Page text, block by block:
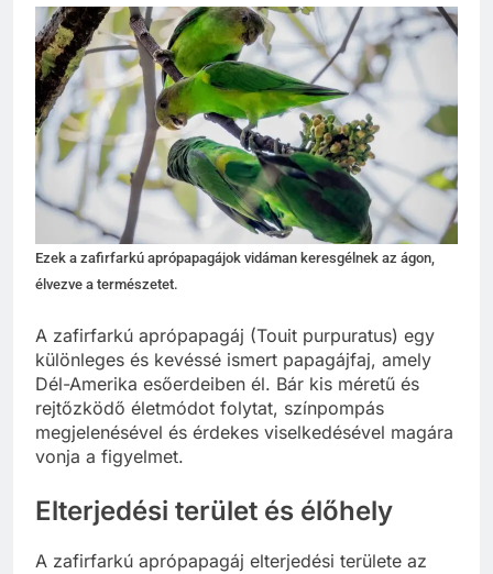
Ezek a zafirfarkú aprópapagájok vidáman keresgélnek az ágon,
élvezve a természetet.
A zafirfarkú aprópapagáj (Touit purpuratus) egy
különleges és kevéssé ismert papagájfaj, amely
Dél-Amerika esőerdeiben él. Bár kis méretű és
rejtőzködő életmódot folytat, színpompás
megjelenésével és érdekes viselkedésével magára
vonja a figyelmet.
Elterjedési terület és élőhely
A zafirfarkú aprópapagáj elterjedési területe az